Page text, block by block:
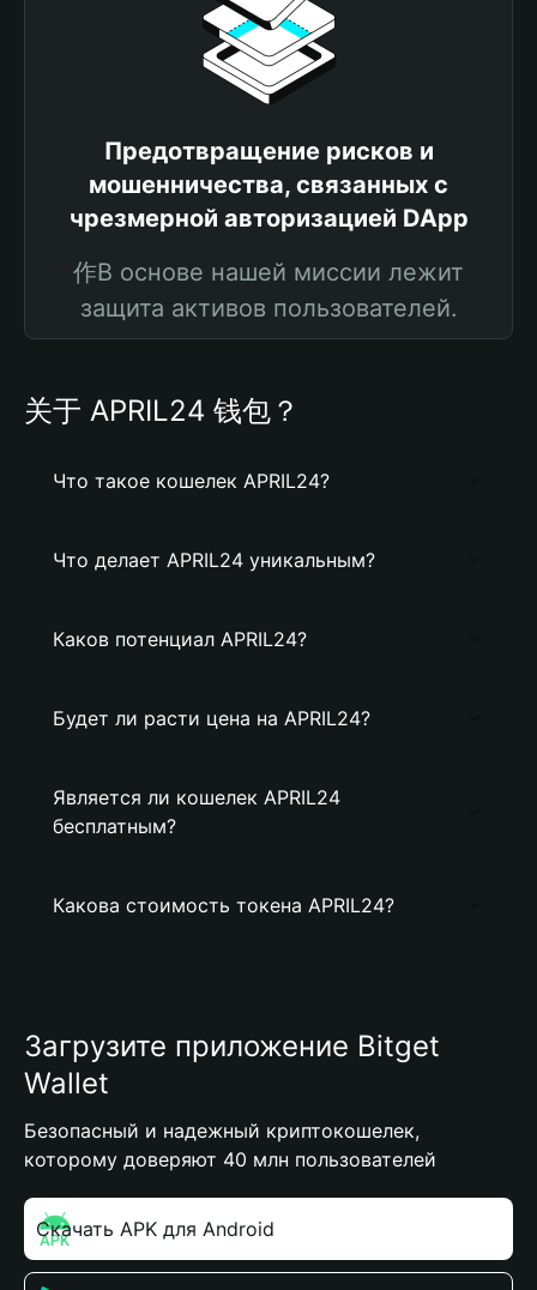
Предотвращение рисков и
мошенничества, связанных с
чрезмерной авторизацией DApp
作В основе нашей миссии лежит
защита активов пользователей.
关于 APRIL24 钱包？
Что такое кошелек APRIL24?
Что делает APRIL24 уникальным?
Каков потенциал APRIL24?
Будет ли расти цена на APRIL24?
Является ли кошелек APRIL24
бесплатным?
Какова стоимость токена APRIL24?
Загрузите приложение Bitget
Wallet
Безопасный и надежный криптокошелек,
которому доверяют 40 млн пользователей
Скачать APK для Android